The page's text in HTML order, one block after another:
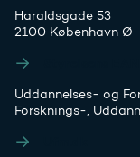
Haraldsgade 53
2100 København Ø
Uddannelses- og
Forsknings-,